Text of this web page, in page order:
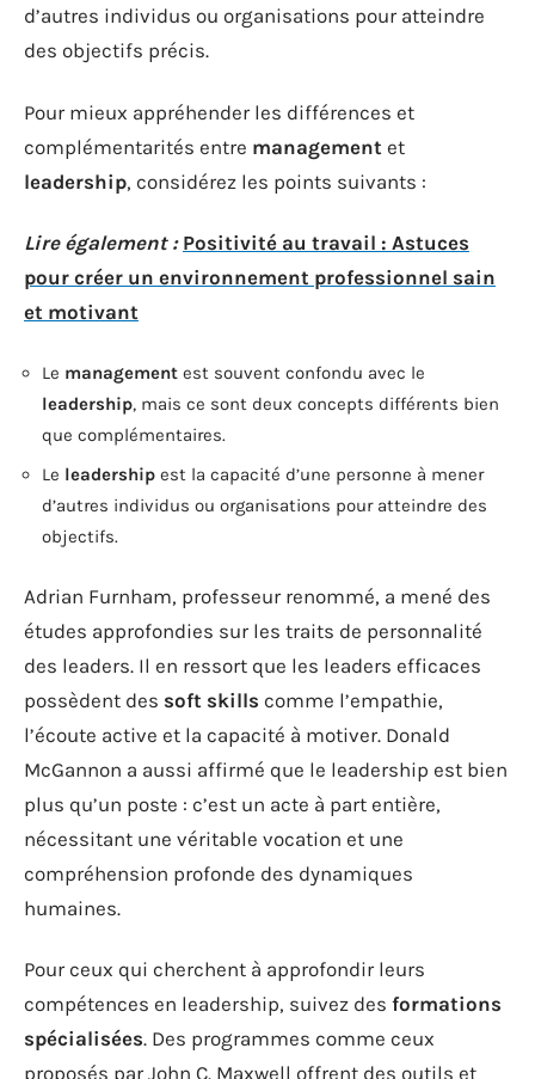
d’autres individus ou organisations pour atteindre
des objectifs précis.
Pour mieux appréhender les différences et
complémentarités entre management et
leadership, considérez les points suivants :
Lire également : Positivité au travail : Astuces
pour créer un environnement professionnel sain
et motivant
Le management est souvent confondu avec le
leadership, mais ce sont deux concepts différents bien
que complémentaires.
Le leadership est la capacité d’une personne à mener
d’autres individus ou organisations pour atteindre des
objectifs.
Adrian Furnham, professeur renommé, a mené des
études approfondies sur les traits de personnalité
des leaders. Il en ressort que les leaders efficaces
possèdent des soft skills comme l’empathie,
l’écoute active et la capacité à motiver. Donald
McGannon a aussi affirmé que le leadership est bien
plus qu’un poste : c’est un acte à part entière,
nécessitant une véritable vocation et une
compréhension profonde des dynamiques
humaines.
Pour ceux qui cherchent à approfondir leurs
compétences en leadership, suivez des formations
spécialisées. Des programmes comme ceux
proposés par John C. Maxwell offrent des outils et